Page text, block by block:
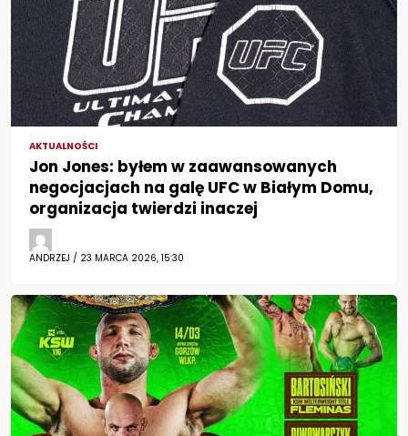
AKTUALNOŚCI
Jon Jones: byłem w zaawansowanych
negocjacjach na galę UFC w Białym Domu,
organizacja twierdzi inaczej
ANDRZEJ / 23 MARCA 2026, 15:30